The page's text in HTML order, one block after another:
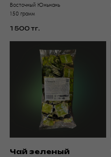
Восточный Юньнань
150 грамм
1 500 тг.
Чай зеленый